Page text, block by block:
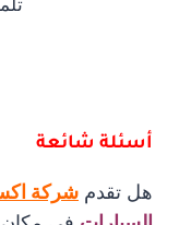
أسئلة شائعة
هل تقدم شركة